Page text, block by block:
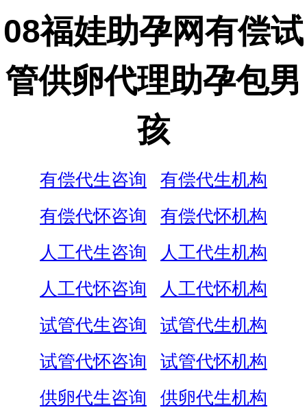
08福娃助孕网有偿试
管供卵代理助孕包男
孩
有偿代生咨询
有偿代生机构
有偿代怀咨询
有偿代怀机构
人工代生咨询
人工代生机构
人工代怀咨询
人工代怀机构
试管代生咨询
试管代生机构
试管代怀咨询
试管代怀机构
供卵代生咨询
供卵代生机构